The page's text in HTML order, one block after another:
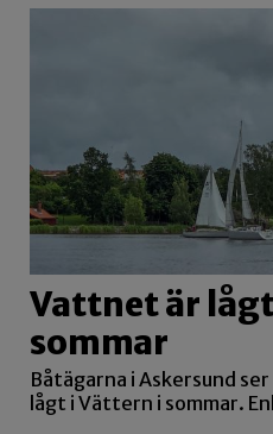
Vattnet är
sommar
Båtägarna i Askersund
lågt i Vättern i sommar.